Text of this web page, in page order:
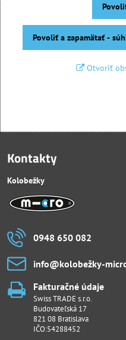
Povoliť a zapamätať -
Otvoriť
Kontakty
Kolobežky
0948 650 082
info​@kolobežky-
Fakturačné údaje
Swiss TRADE s.r.o.
Budovateľská 17
821 08 Bratislava
IČO:54288452